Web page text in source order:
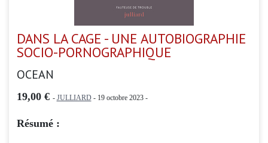
DANS LA CAGE - UNE AUTOBIOGRAPHIE
SOCIO-PORNOGRAPHIQUE
OCEAN
19,00 € - JULLIARD- 19 octobre 2023 -
Résumé :